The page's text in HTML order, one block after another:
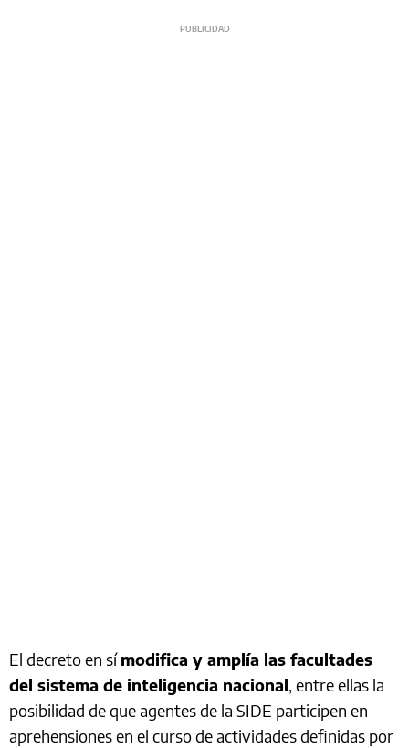
El decreto en símodifica y amplía las facultades
del sistema de inteligencia nacional, entre ellas la
posibilidad de que agentes de la SIDE participen en
aprehensiones en el curso de actividades definidas por